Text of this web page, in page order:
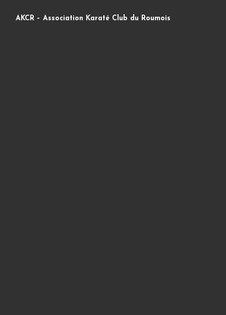
AKCR – Association Karaté Club du Roumois